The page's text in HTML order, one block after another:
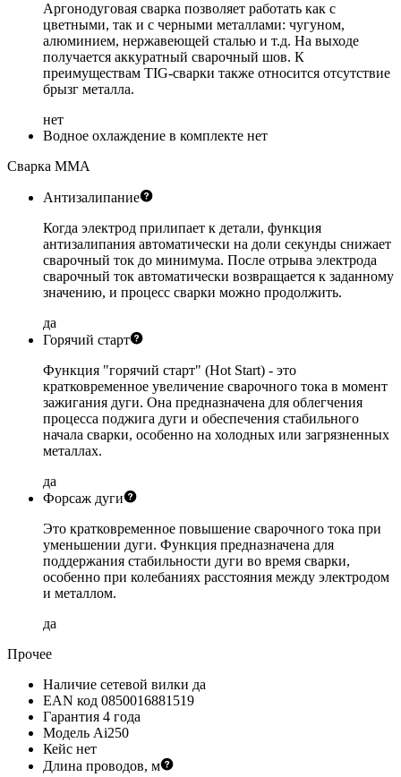
Аргонодуговая сварка позволяет работать как с
цветными, так и с черными металлами: чугуном,
алюминием, нержавеющей сталью и т.д. На выходе
получается аккуратный сварочный шов. К
преимуществам TIG-сварки также относится отсутствие
брызг металла.
нет
Водное охлаждение в комплекте нет
Сварка MMA
Антизалипание
Когда электрод прилипает к детали, функция
антизалипания автоматически на доли секунды снижает
сварочный ток до минимума. После отрыва электрода
сварочный ток автоматически возвращается к заданному
значению, и процесс сварки можно продолжить.
да
Горячий старт
Функция "горячий старт" (Hot Start) - это
кратковременное увеличение сварочного тока в момент
зажигания дуги. Она предназначена для облегчения
процесса поджига дуги и обеспечения стабильного
начала сварки, особенно на холодных или загрязненных
металлах.
да
Форсаж дуги
Это кратковременное повышение сварочного тока при
уменьшении дуги. Функция предназначена для
поддержания стабильности дуги во время сварки,
особенно при колебаниях расстояния между электродом
и металлом.
да
Прочее
Наличие сетевой вилки да
EAN код 0850016881519
Гарантия 4 года
Модель Ai250
Кейс нет
Длина проводов, м